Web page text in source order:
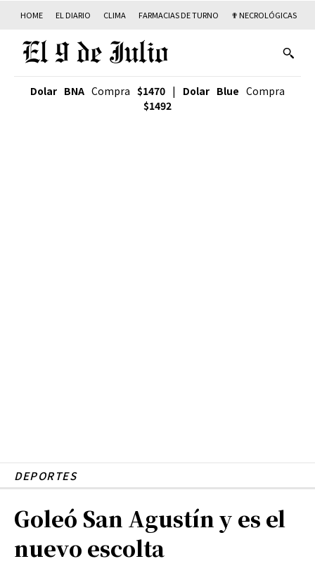
HOME EL DIARIO CLIMA FARMACIAS DE TURNO ✟ NECROLÓGICAS
Dolar BNA Compra $1470 | Dolar Blue Compra
$1492
DEPORTES
Goleó San Agustín y es el
nuevo escolta